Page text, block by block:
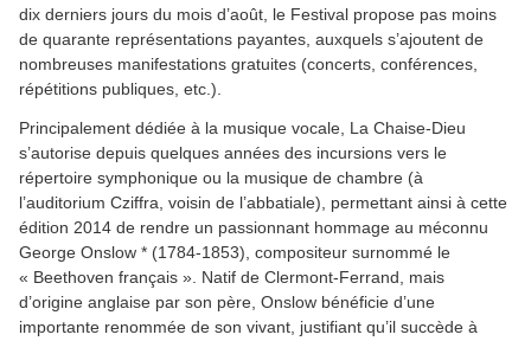
dix derniers jours du mois d’août, le Festival propose pas moins
de quarante représentations payantes, auxquels s’ajoutent de
nombreuses manifestations gratuites (concerts, conférences,
répétitions publiques, etc.).
Principalement dédiée à la musique vocale, La Chaise-Dieu
s’autorise depuis quelques années des incursions vers le
répertoire symphonique ou la musique de chambre (à
l’auditorium Cziffra, voisin de l’abbatiale), permettant ainsi à cette
édition 2014 de rendre un passionnant hommage au méconnu
George Onslow * (1784-1853), compositeur surnommé le
« Beethoven français ». Natif de Clermont-Ferrand, mais
d’origine anglaise par son père, Onslow bénéficie d’une
importante renommée de son vivant, justifiant qu’il succède à